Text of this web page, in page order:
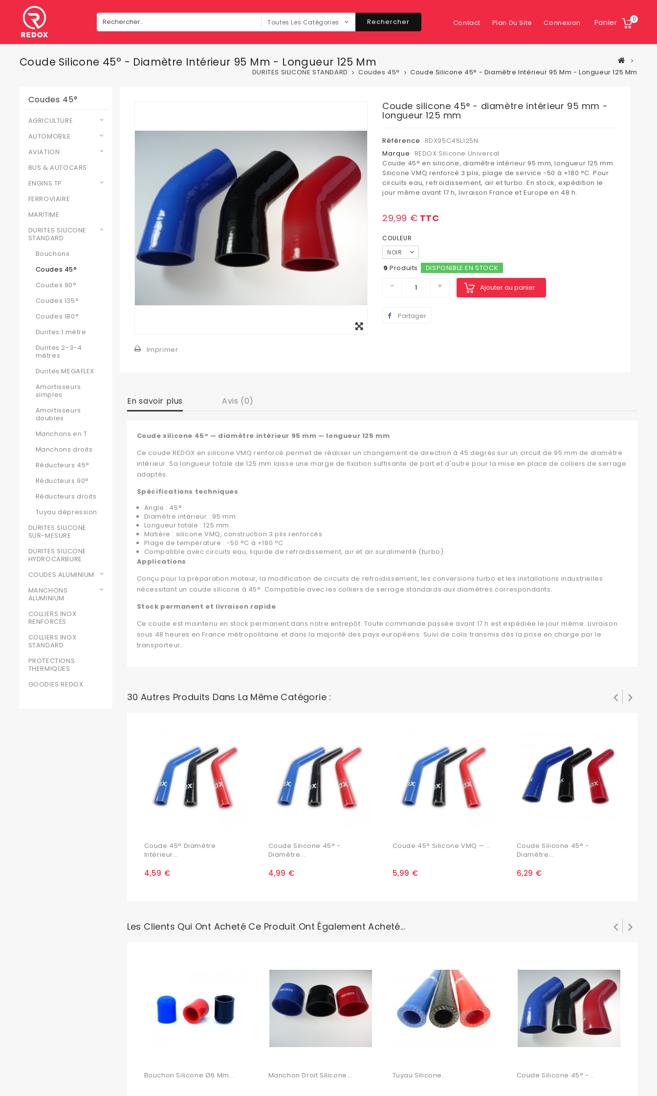
Panier 0
Contact Plan Du Site Connexion
Toutes Les Catégories Rechercher
Coude Silicone 45° - Diamètre Intérieur 95 Mm - Longueur 125 Mm
DURITES SILICONE STANDARD Coudes 45° Coude Silicone 45° - Diamètre Intérieur 95 Mm - Longueur 125 Mm
Coudes 45°
AGRICULTURE
AUTOMOBILE
AVIATION
BUS & AUTOCARS
ENGINS TP
FERROVIAIRE
MARITIME
DURITES SILICONE
STANDARD
Bouchons
Coudes 45°
Coudes 90°
Coudes 135°
Coudes 180°
Durites 1 mètre
Durites 2-3-4
mètres
Durites MEGAFLEX
Amortisseurs
simples
Amortisseurs
doubles
Manchons en T
Manchons droits
Réducteurs 45°
Réducteurs 90°
Réducteurs droits
Tuyau dépression
DURITES SILICONE
SUR-MESURE
DURITES SILICONE
HYDROCARBURE
COUDES ALUMINIUM
MANCHONS
ALUMINIUM
COLLIERS INOX
RENFORCÉS
COLLIERS INOX
STANDARD
PROTECTIONS
THERMIQUES
GOODIES REDOX
Imprimer
Coude silicone 45° - diamètre intérieur 95 mm -
longueur 125 mm
Référence
RDX95C45L125N
Marque
REDOX Silicone Universal
Coude 45° en silicone, diamètre intérieur 95 mm, longueur 125 mm.
Silicone VMQ renforcé 3 plis, plage de service -50 à +180 °C. Pour
circuits eau, refroidissement, air et turbo. En stock, expédition le
jour même avant 17 h, livraison France et Europe en 48 h.
29,99 € TTC
COULEUR
NOIR
9 Produits DISPONIBLE EN STOCK
Ajouter au panier
Partager
En savoir plus Avis (0)
Coude silicone 45° — diamètre intérieur 95 mm — longueur 125 mm
Ce coude REDOX en silicone VMQ renforcé permet de réaliser un changement de direction à 45 degrés sur un circuit de 95 mm de diamètre
intérieur. Sa longueur totale de 125 mm laisse une marge de fixation suffisante de part et d'autre pour la mise en place de colliers de serrage
adaptés.
Spécifications techniques
Angle : 45°
Diamètre intérieur : 95 mm
Longueur totale : 125 mm
Matière : silicone VMQ, construction 3 plis renforcés
Plage de température : -50 °C à +180 °C
Compatible avec circuits eau, liquide de refroidissement, air et air suralimenté (turbo)
Applications
Conçu pour la préparation moteur, la modification de circuits de refroidissement, les conversions turbo et les installations industrielles
nécessitant un coude silicone à 45°. Compatible avec les colliers de serrage standards aux diamètres correspondants.
Stock permanent et livraison rapide
Ce coude est maintenu en stock permanent dans notre entrepôt. Toute commande passée avant 17 h est expédiée le jour même. Livraison
sous 48 heures en France métropolitaine et dans la majorité des pays européens. Suivi de colis transmis dès la prise en charge par le
transporteur.
30 Autres Produits Dans La Même Catégorie :
Coude 45° Diamètre
Intérieur...
4,59 €
Coude Silicone 45° -
Diamètre...
4,99 €
Coude 45° Silicone VMQ —...
5,99 €
Coude Silicone 45° -
Diamètre...
6,29 €
Les Clients Qui Ont Acheté Ce Produit Ont Également Acheté...
Bouchon Silicone Ø6 Mm... Manchon Droit Silicone... Tuyau Silicone... Coude Silicone 45° -...